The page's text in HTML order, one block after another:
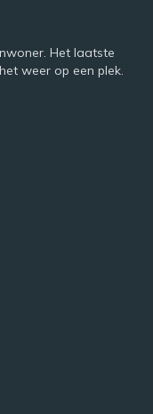
Het laatste
weer op een plek.